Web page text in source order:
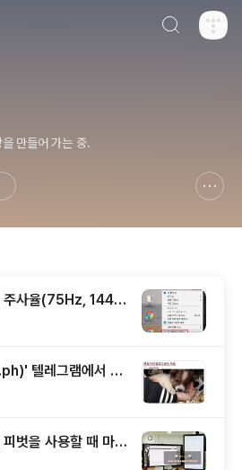
만들어 가는 중.
주사율(75Hz, 144H
텔레그램에서 만
한의 사이를 비집
벗을 사용할 때 마우